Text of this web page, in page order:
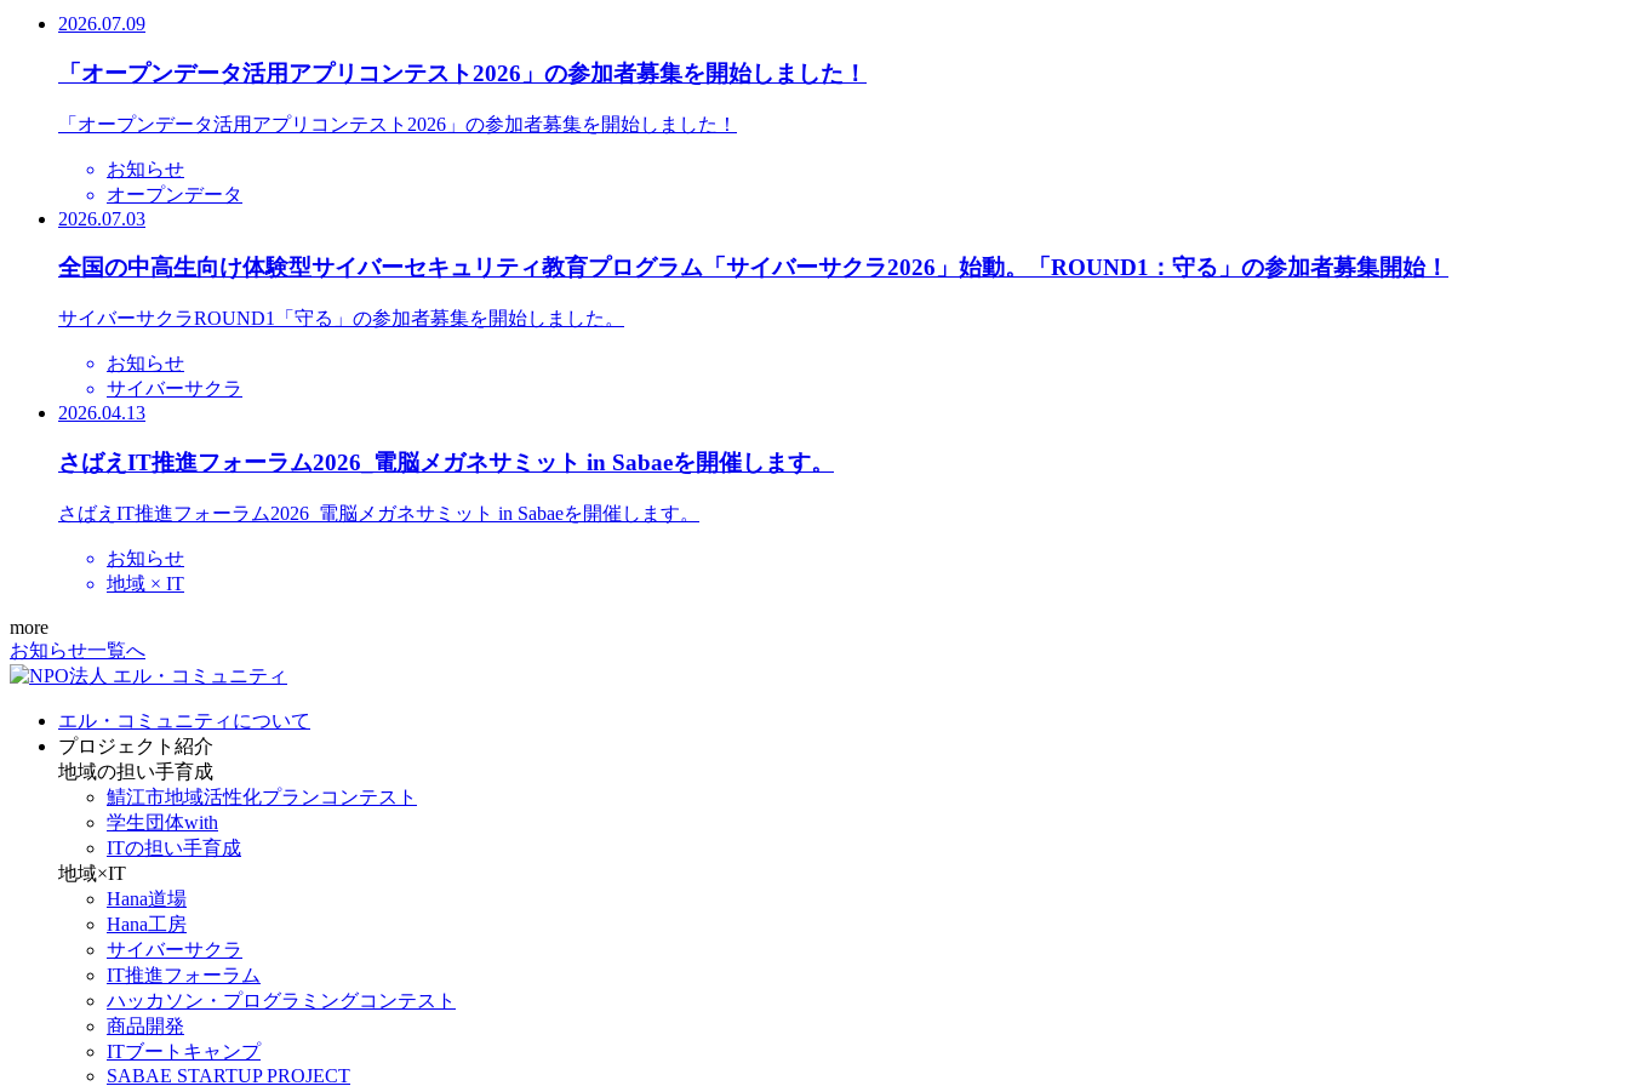
2026.07.09
「オープンデータ活用アプリコンテスト2026」の参加者募集を開始しました！
「オープンデータ活用アプリコンテスト2026」の参加者募集を開始しました！
お知らせ
オープンデータ
2026.07.03
全国の中高生向け体験型サイバーセキュリティ教育プログラム「サイバーサクラ2026」始動。「ROUND1：守る」の参加者募集開始！
サイバーサクラROUND1「守る」の参加者募集を開始しました。
お知らせ
サイバーサクラ
2026.04.13
さばえIT推進フォーラム2026_電脳メガネサミット in Sabaeを開催します。
さばえIT推進フォーラム2026_電脳メガネサミット in Sabaeを開催します。
お知らせ
地域 × IT
more
お知らせ一覧へ
エル・コミュニティについて
プロジェクト紹介
地域の担い手育成
鯖江市地域活性化プランコンテスト
学生団体with
ITの担い手育成
地域×IT
Hana道場
Hana工房
サイバーサクラ
IT推進フォーラム
ハッカソン・プログラミングコンテスト
商品開発
ITブートキャンプ
SABAE STARTUP PROJECT